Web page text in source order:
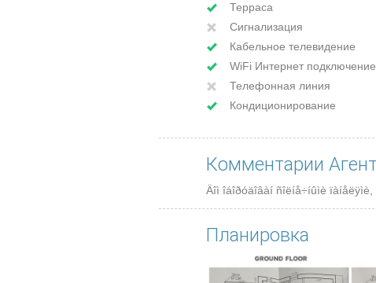
Терраса
Сигнализация
Кабельное телевидение
WiFi Интернет подключение
Телефонная линия
Кондиционирование
Комментарии
Äîì îáîðóäîâàí ñîëíå÷íûìè ïàíåëÿìè,
Планировка